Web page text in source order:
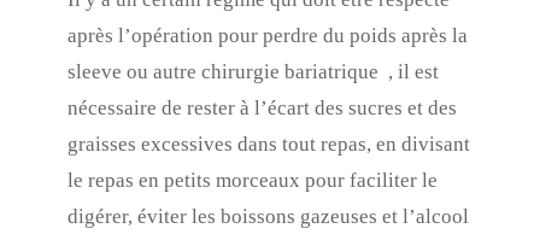
après l’opération pour perdre du poids après la
sleeve ou autre chirurgie bariatrique , il est
nécessaire de rester à l’écart des sucres et des
graisses excessives dans tout repas, en divisant
le repas en petits morceaux pour faciliter le
digérer, éviter les boissons gazeuses et l’alcool